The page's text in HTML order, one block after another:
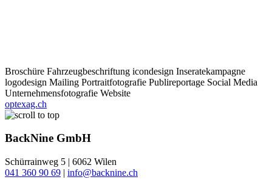
Broschüre Fahrzeugbeschriftung icondesign Inseratekampagne
logodesign Mailing Portraitfotografie Publireportage Social Media
Unternehmensfotografie Website
optexag.ch
BackNine GmbH
Schürrainweg 5 | 6062 Wilen
041 360 90 69 | info@backnine.ch